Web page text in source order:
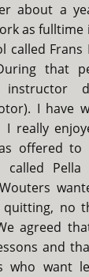
about a
as
called Frans
that
instructor
I have
I really
offered to
called
quitting, no
agreed
and
who want